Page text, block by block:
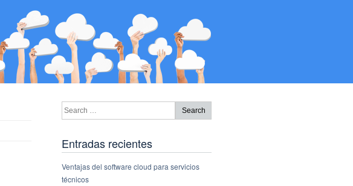
Entradas recientes
Ventajas del software cloud para servicios
técnicos